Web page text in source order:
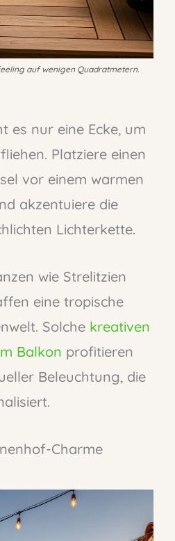
auf wenigen Quadratmetern.
es nur eine Ecke, um
Platziere einen
vor einem warmen
akzentuiere die
Lichterkette.
wie Strelitzien
eine tropische
Solche kreativen
Balkon profitieren
Beleuchtung, die
Charme